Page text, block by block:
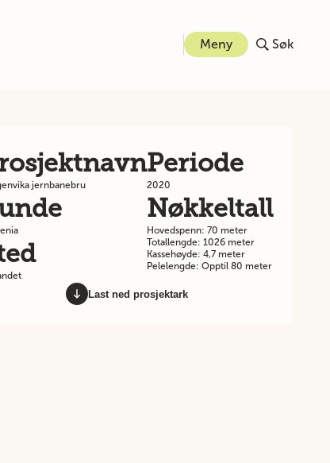
Meny Søk
jernbanebru
Periode
2020
Nøkkeltall
Hovedspenn: 70 meter
Totallengde: 1026 meter
Kassehøyde: 4,7 meter
Pelelengde: Opptil 80 meter
Last ned prosjektark